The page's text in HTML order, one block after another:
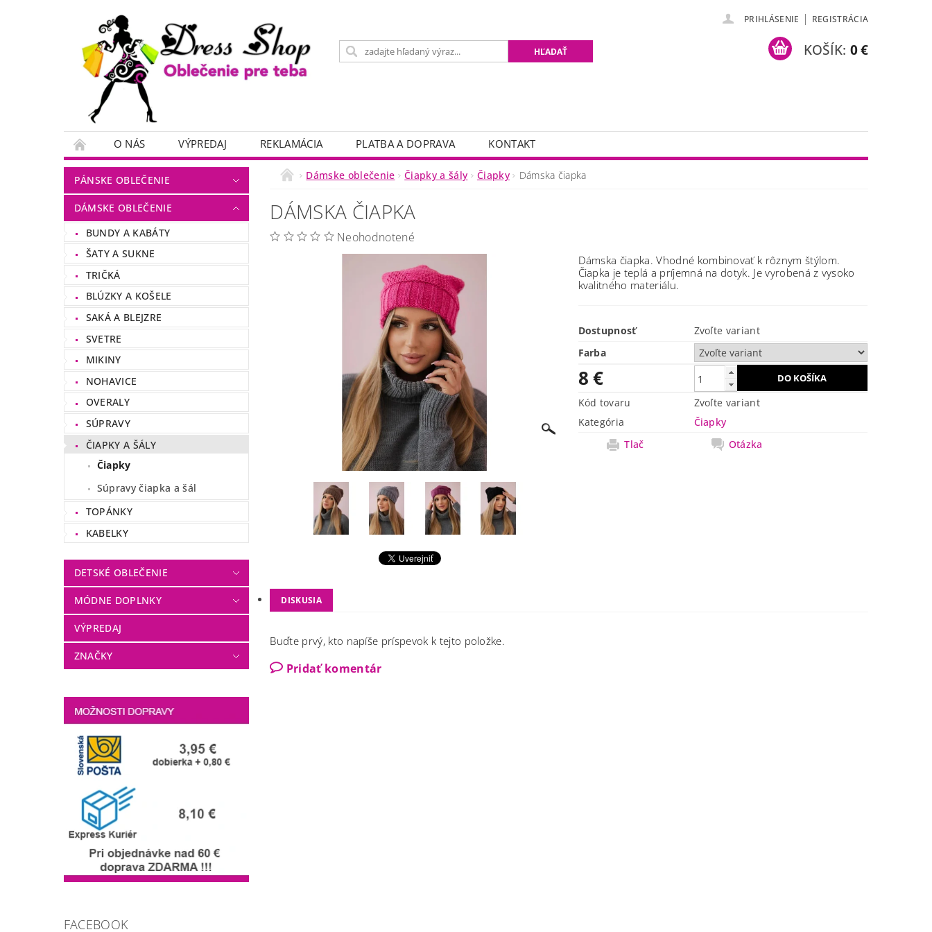
PRIHLÁSENIE | REGISTRÁCIA
KOŠÍK: 0 €
O NÁS VÝPREDAJ REKLAMÁCIA PLATBA A DOPRAVA KONTAKT
PÁNSKE OBLEČENIE
DÁMSKE OBLEČENIE
BUNDY A KABÁTY
ŠATY A SUKNE
TRIČKÁ
BLÚZKY A KOŠELE
SAKÁ A BLEJZRE
SVETRE
MIKINY
NOHAVICE
OVERALY
SÚPRAVY
ČIAPKY A ŠÁLY
Čiapky
Súpravy čiapka a šál
TOPÁNKY
KABELKY
DETSKÉ OBLEČENIE
MÓDNE DOPLNKY
VÝPREDAJ
ZNAČKY
FACEBOOK
Dámske oblečenie Čiapky a šály Čiapky Dámska čiapka
DÁMSKA ČIAPKA
Neohodnotené
Dámska čiapka. Vhodné kombinovať k rôznym štýlom.
Čiapka je teplá a príjemná na dotyk. Je vyrobená z vysoko
kvalitného materiálu.
Dostupnosť
Zvoľte variant
Farba
8 €
Kód tovaru
Zvoľte variant
Kategória
Čiapky
Tlač
Otázka
DISKUSIA
Buďte prvý, kto napíše príspevok k tejto položke.
Pridať komentár